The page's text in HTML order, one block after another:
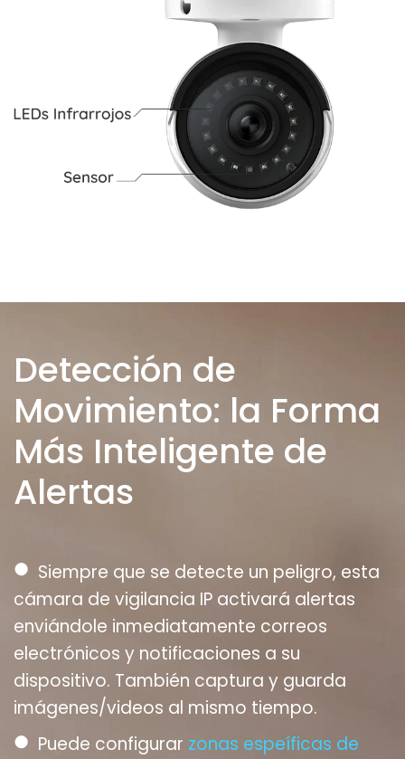
Detección de
Movimiento: la Forma
Más Inteligente de
Alertas
● Siempre que se detecte un peligro, esta
cámara de vigilancia IP activará alertas
enviándole inmediatamente correos
electrónicos y notificaciones a su
dispositivo. También captura y guarda
imágenes/videos al mismo tiempo.
● Puede configurar zonas espeíficas de